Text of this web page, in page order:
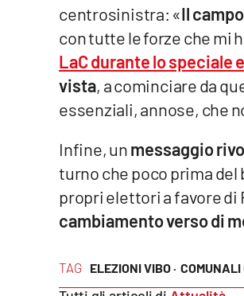
Lamezia Terme
Calabriavisione
Destinazioni
TAG ELEZIONI VIBO ·
centrosinistra: «Il
con tutte le forze che mi
LaC durante lo speciale
vista, a cominciare da
essenziali, annose, che
Infine, unmessaggio
turnoche poco prima del
propri elettori a favore di
cambiamento verso di